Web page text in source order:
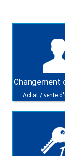
Changement
Achat / vente